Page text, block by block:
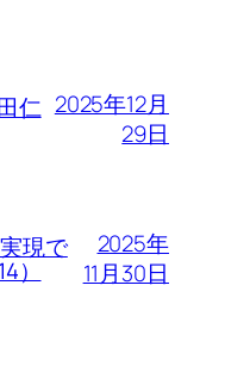
仁 2025年12月
29日
現で
）
2025年
11月30日